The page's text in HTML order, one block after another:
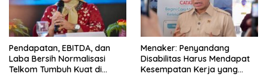
Pendapatan, EBITDA, dan
Laba Bersih Normalisasi
Telkom Tumbuh Kuat di
Menaker: Penyandang
Disabilitas Harus Mendapat
Kesempatan Kerja yang